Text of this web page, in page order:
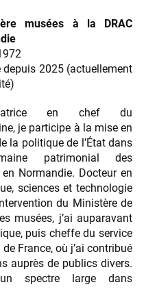
musées à la DRAC
depuis 2025 (actuellement
en chef du
je participe à la mise en
la politique de l’État dans
patrimonial des
en Normandie. Docteur en
sciences et technologie
du Ministère de
musées, j’ai auparavant
puis cheffe du service
France, où j’ai contribué
auprès de publics divers.
spectre large dans